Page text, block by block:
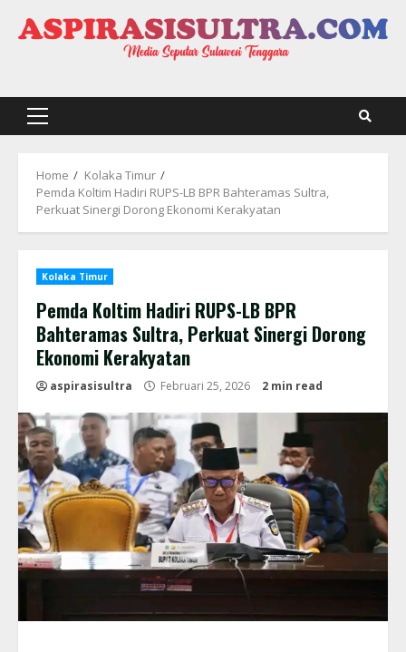
Primary
Home
Kolaka Timur
Pemda Koltim Hadiri RUPS-LB BPR Bahteramas Sultra,
Perkuat Sinergi Dorong Ekonomi Kerakyatan
Kolaka Timur
Pemda Koltim Hadiri RUPS-LB BPR
Bahteramas Sultra, Perkuat Sinergi Dorong
Ekonomi Kerakyatan
aspirasisultra Februari 25, 2026 2 min read